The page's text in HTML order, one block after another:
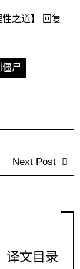
性之道】 回复
尸
Next Post
译文目录